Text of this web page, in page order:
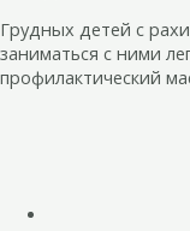
Грудных детей с
заниматься с ними
профилактический